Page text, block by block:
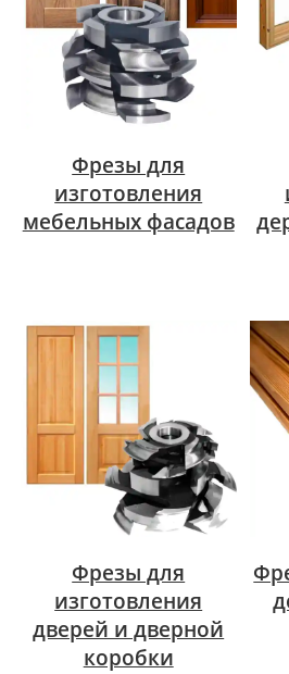
Фрезы для
изготовления
мебельных фасадов
Фрезы для
изготовления
дверей и дверной
коробки